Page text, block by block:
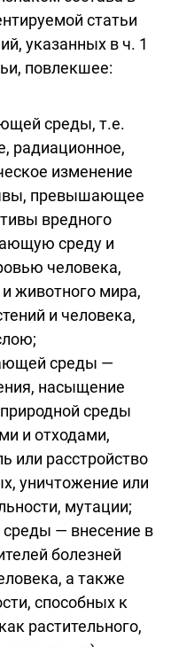
статьи
указанных в ч. 1
повлекшее:
среды, т.е.
радиационное,
изменение
превышающее
вредного
среду и
человека,
животного мира,
и человека,
среды —
насыщение
среды
и отходами,
или расстройство
уничтожение или
мутации;
— внесение в
болезней
а также
способных к
растительного,